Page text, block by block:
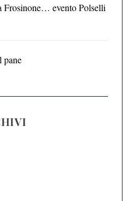
Frosinone… evento Polselli
pane